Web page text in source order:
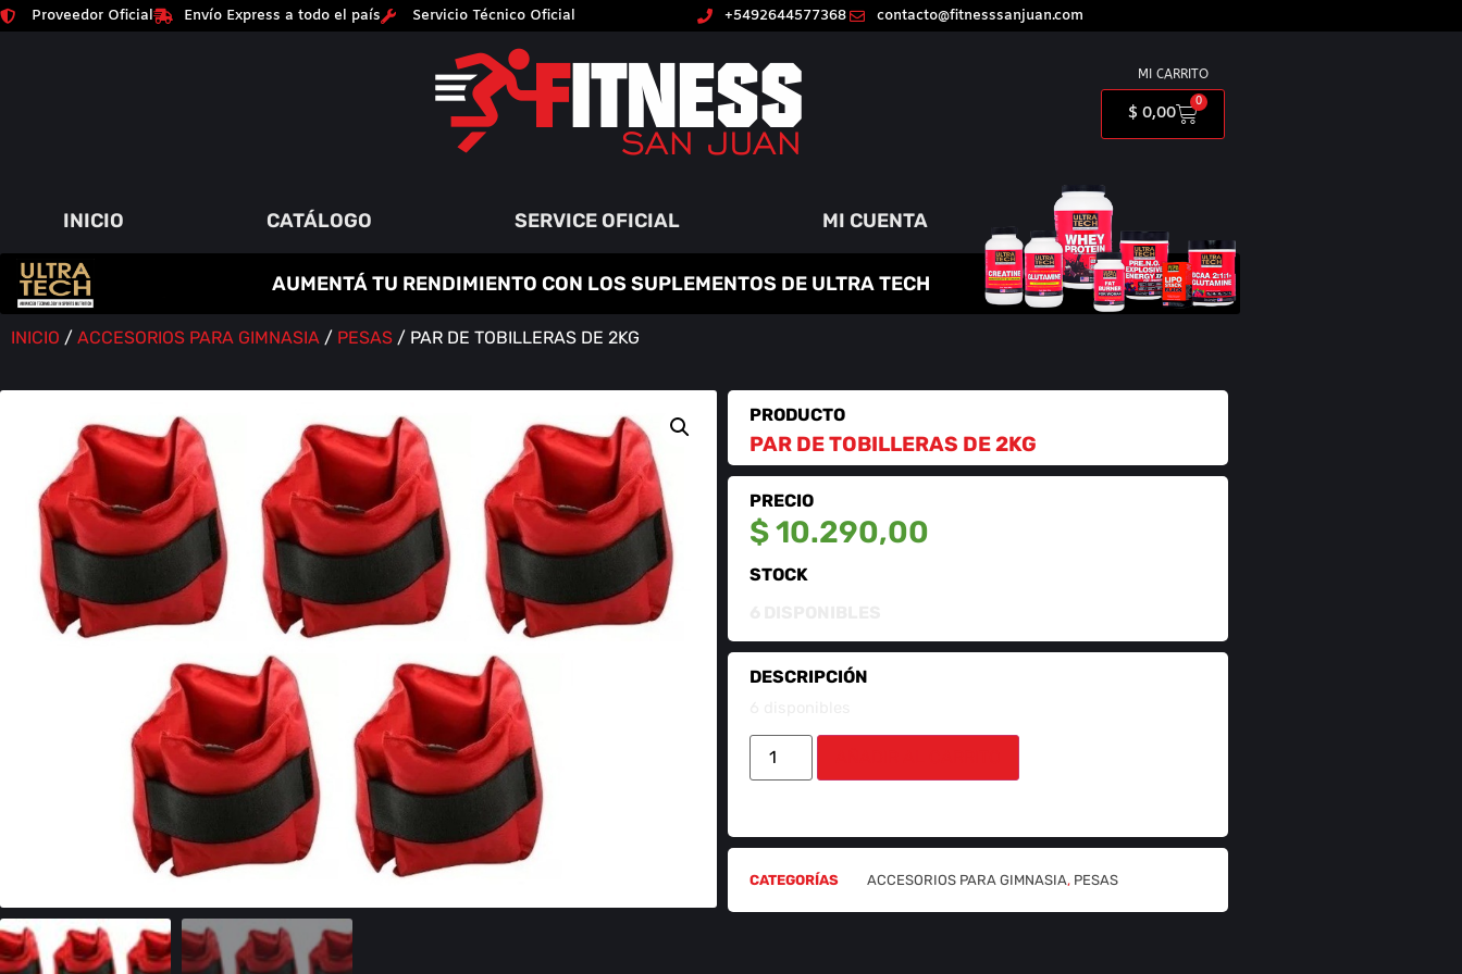
Proveedor Oficial Envío Express a todo el país Servicio Técnico Oficial +5492644577368 contacto@fitnesssanjuan.com
MI CARRITO
$ 0,00
0
INICIO CATÁLOGO SERVICE OFICIAL MI CUENTA
PROTEÍNAS
AMINO
QUEMADOR
YMÁS
AUMENTÁ TU RENDIMIENTO CON LOS SUPLEMENTOS DE ULTRA TECH
INICIO / ACCESORIOS PARA GIMNASIA / PESAS / PAR DE TOBILLERAS DE 2KG
PRODUCTO
PAR DE TOBILLERAS DE 2KG
PRECIO
$10.290,00
STOCK
DESCRIPCIÓN
CATEGORÍAS ACCESORIOS PARA GIMNASIA, PESAS